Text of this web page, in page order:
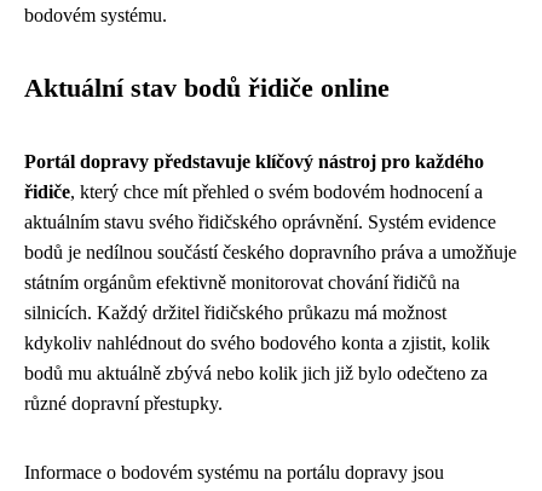
bodovém systému.
Aktuální stav bodů řidiče online
Portál dopravy představuje klíčový nástroj pro každého
řidiče, který chce mít přehled o svém bodovém hodnocení a
aktuálním stavu svého řidičského oprávnění. Systém evidence
bodů je nedílnou součástí českého dopravního práva a umožňuje
státním orgánům efektivně monitorovat chování řidičů na
silnicích. Každý držitel řidičského průkazu má možnost
kdykoliv nahlédnout do svého bodového konta a zjistit, kolik
bodů mu aktuálně zbývá nebo kolik jich již bylo odečteno za
různé dopravní přestupky.
Informace o bodovém systému na portálu dopravy jsou